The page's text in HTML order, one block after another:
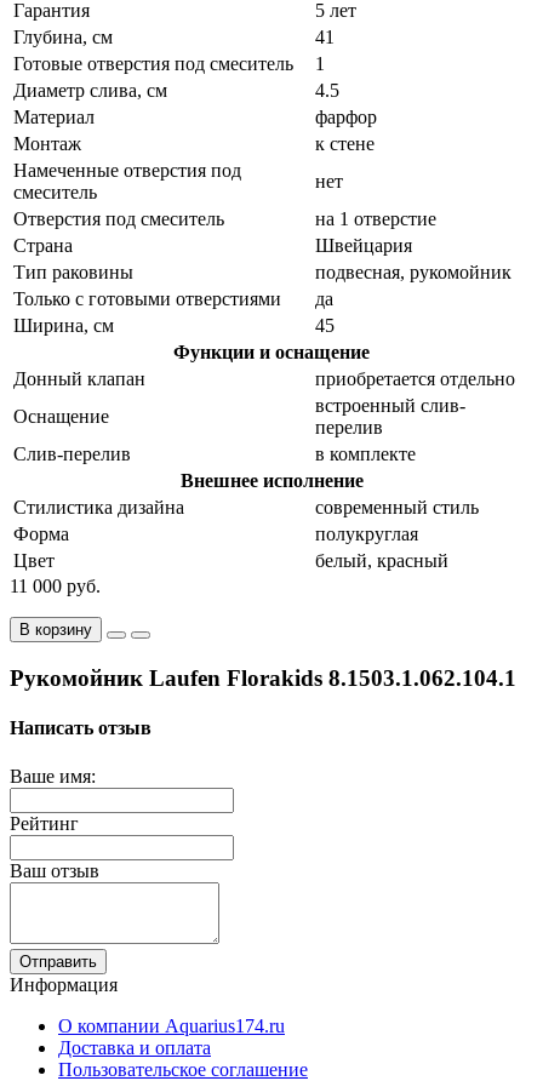
Гарантия
5 лет
Глубина, см
41
Готовые отверстия под смеситель
1
Диаметр слива, см
4.5
Материал
фарфор
Монтаж
к стене
Намеченные отверстия под
смеситель
нет
Отверстия под смеситель
на 1 отверстие
Страна
Швейцария
Тип раковины
подвесная, рукомойник
Только с готовыми отверстиями
да
Ширина, см
45
Функции и оснащение
Донный клапан
приобретается отдельно
Оснащение
встроенный слив-
перелив
Слив-перелив
в комплекте
Внешнее исполнение
Стилистика дизайна
современный стиль
Форма
полукруглая
Цвет
белый, красный
11 000 руб.
В корзину
Рукомойник Laufen Florakids 8.1503.1.062.104.1
Написать отзыв
Ваше имя:
Рейтинг
Ваш отзыв
Отправить
Информация
О компании Aquarius174.ru
Доставка и оплата
Пользовательское соглашение